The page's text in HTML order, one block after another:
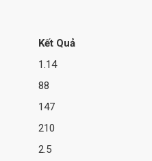
Kết Quả
1.14
88
147
210
2.5